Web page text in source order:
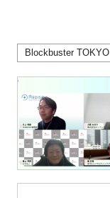
Blockbuster TOKYO